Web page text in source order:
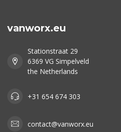
vanworx.eu
Stationstraat 29
6369 VG Simpelveld
the Netherlands
+31 654 674 303
contact@vanworx.eu